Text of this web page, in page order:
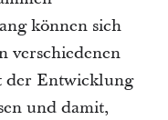
können sich
verschiedenen
der Entwicklung
und damit,